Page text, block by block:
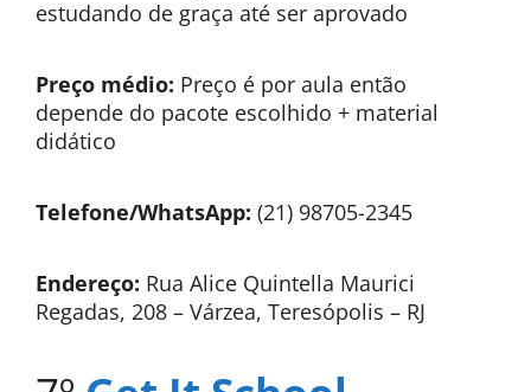
estudando de graça até ser aprovado
Preço médio: Preço é por aula então
depende do pacote escolhido + material
didático
Telefone/WhatsApp: (21) 98705-2345
Endereço: Rua Alice Quintella Maurici
Regadas, 208 – Várzea, Teresópolis – RJ